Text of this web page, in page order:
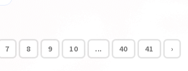
7 8 9 10 ... 40 41 ›